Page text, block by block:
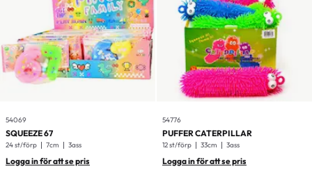
54069
SQUEEZE 67
24 st/förp 7cm 3ass
Logga in för att se pris
54776
PUFFER CATERPILLAR
12 st/förp 33cm 3ass
Logga in för att se pris